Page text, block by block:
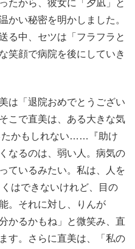
たから、彼女に「夕凪」と
かい秘密を明かしました。
る中、セツは「フラフラと
笑顔で病院を後にしていき
は「退院おめでとうござい
こで直美は、ある大きな気
たかもしれない……『助け
なるのは、弱い人。病気の
ているみたい。私は、人を
はできないけれど、目の
。それに対し、りんが
かるかもね」と微笑み、直
す。さらに直美は、「私の